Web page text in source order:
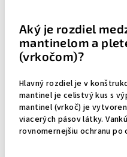
Aký je rozdiel
mantinelom a
(vrkočom)?
Hlavný rozdiel je v
mantinel je celistvý kus s
mantinel (vrkoč) je
viacerých pásov látky.
rovnomernejšiu ochranu po